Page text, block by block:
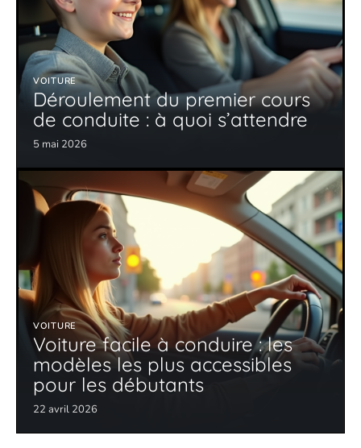
VOITURE
Déroulement du premier cours
de conduite : à quoi s’attendre
5 mai 2026
VOITURE
Voiture facile à conduire : les
modèles les plus accessibles
pour les débutants
22 avril 2026